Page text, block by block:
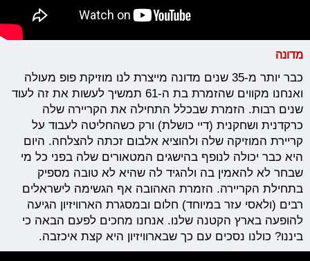
מדונה
כבר יותר מ-35 שנים מדונה מייצרת לנו מוזיקת פופ מעולה
ואנחנו מקווים שהזמרת בת ה-61 תמשיך לעשות את זה לעוד
שנים רבות. הזמרת שבכלל התחילה את הקריירה שלה
כרקדנית ושחקנית (דיי כושלת) ורק כשהחליטה לעבוד על
קריירת המוזיקה שלה ולהוציא אלבום זכתה להצלחה. היום
היא כבר יכולה לנופף בהישגים המטאורים שלה בפני כל מי
שבחר לא להאמין בה ולהגיד לה שהיא לא טובה מספיק
בתחילת הקריירה. הזמרת האהובה אף הגשימה לישראלים
רבים (ולאסי עזר במיוחד) חלום ובמסגרת הארוויזיון הגיעה
להופעה בארץ הקטנה שלנו. אנחנו מחכים לפעם הבאה כי
ביננו? כולנו נסכים עם כך שבארוויזיון היא קצת איכזבה.